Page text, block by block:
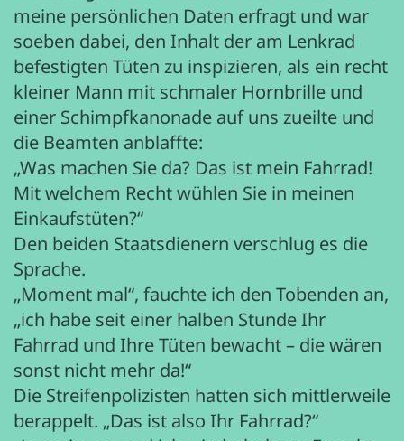
meine persönlichen Daten erfragt und war
soeben dabei, den Inhalt der am Lenkrad
befestigten Tüten zu inspizieren, als ein recht
kleiner Mann mit schmaler Hornbrille und
einer Schimpfkanonade auf uns zueilte und
die Beamten anblaffte:
„Was machen Sie da? Das ist mein Fahrrad!
Mit welchem Recht wühlen Sie in meinen
Einkaufstüten?“
Den beiden Staatsdienern verschlug es die
Sprache.
„Moment mal“, fauchte ich den Tobenden an,
„ich habe seit einer halben Stunde Ihr
Fahrrad und Ihre Tüten bewacht – die wären
sonst nicht mehr da!“
Die Streifenpolizisten hatten sich mittlerweile
berappelt. „Das ist also Ihr Fahrrad?“